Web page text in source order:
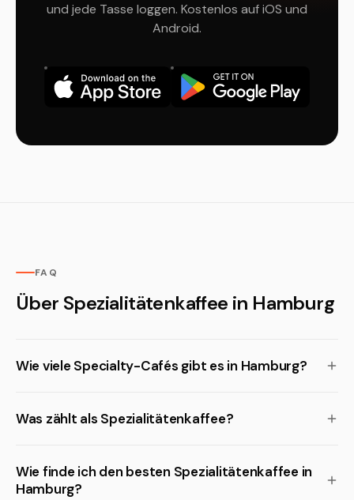
und jede Tasse loggen. Kostenlos auf iOS und
Android.
FAQ
Über Spezialitätenkaffee in Hamburg
Wie viele Specialty-Cafés gibt es in Hamburg?
Was zählt als Spezialitätenkaffee?
Wie finde ich den besten Spezialitätenkaffee in
Hamburg?